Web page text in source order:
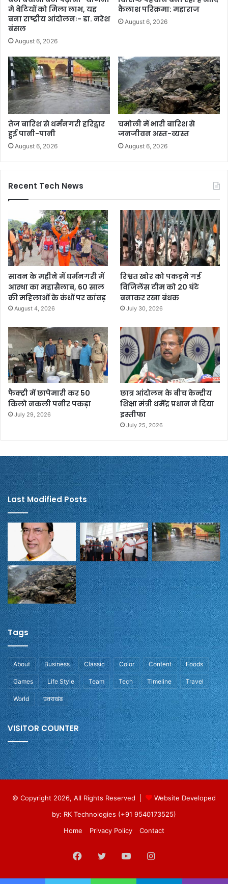
मे बेटियों को मिला लाभ, यह
बना राष्ट्रीय आंदोलनः- डा. नरेश
बंसल
August 6, 2026
कैलाश परिक्रमा: महाराज
August 6, 2026
तेज बारिश से धर्मनगरी हरिद्वार
हुई पानी-पानी
August 6, 2026
चमोली में भारी बारिश से
जनजीवन अस्त-व्यस्त
August 6, 2026
Recent Tech News
सावन के महीने में धर्मनगरी में
आस्था का महासैलाब, 60 साल
की महिलाओं के कंधों पर कांवड़
August 4, 2026
रिश्वत खोर को पकड़ने गई
विजिलेंस टीम को 20 घंटे
बनाकर रखा बंधक
July 30, 2026
फैक्ट्री में छापेमारी कर 50
किलो नकली पनीर पकड़ा
July 29, 2026
छात्र आंदोलन के बीच केन्द्रीय
शिक्षा मंत्री धर्मेंद्र प्रधान ने दिया
इस्तीफा
July 25, 2026
Last Modified Posts
Tags
About Business Classic Color Content Foods
Games Life Style Team Tech Timeline Travel
World उतराखंड
VISITOR COUNTER
© Copyright 2026, All Rights Reserved |
Website Developed
by: RK Technologies (+91 9540173525)
Home
Privacy Policy Contact
Facebook
TwitterYouTubeInstagram